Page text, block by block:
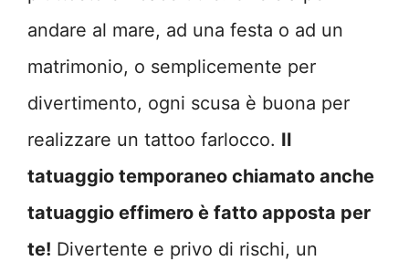
andare al mare, ad una festa o ad un
matrimonio, o semplicemente per
divertimento, ogni scusa è buona per
realizzare un tattoo farlocco. Il
tatuaggio temporaneo chiamato anche
tatuaggio effimero è fatto apposta per
te! Divertente e privo di rischi, un